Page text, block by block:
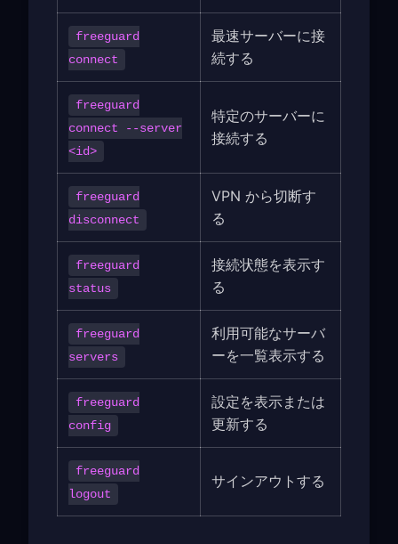
freeguard
connect
最速サーバーに接
続する
freeguard
connect --server
<id>
特定のサーバーに
接続する
freeguard
disconnect
VPN から切断す
る
freeguard
status
接続状態を表示す
る
freeguard
servers
利用可能なサーバ
ーを一覧表示する
freeguard
config
設定を表示または
更新する
freeguard
logout
サインアウトする